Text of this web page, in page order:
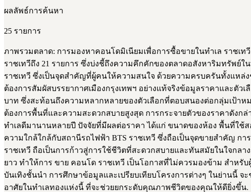
ผลลัพธ์การค้นหา
25 รายการ
ภาพรวมตลาด: การมองหาคอนโดมิเนียมเพื่อการซื้อขายในทำเล ราช
ราชเทวีถึง 21 รายการ ซึ่งบ่งชี้ถึงความคึกคักของตลาดอสังหาริมทรัพย์
ราชเทวี ซึ่งเป็นจุดสำคัญที่ผู้คนให้ความสนใจ ด้วยความครบครันทั้งแหล่
ต้องการสัมผัสบรรยากาศเมืองกรุงเทพฯ อย่างแท้จริงข้อมูลราคาและตัว
บาท ซึ่งสะท้อนถึงความหลากหลายของตัวเลือกที่ตอบสนองต่อกลุ่มเป้า
ต้องการพื้นที่และความสะดวกสบายสูงสุด การกระจายตัวของราคาดัง
ทำเลดีมานานหลายปี ปัจจัยที่มีผลต่อราคา ได้แก่ ขนาดของห้อง พื้นที่ใช้
ความใกล้ใกล้กับสถานีรถไฟฟ้า BTS ราชเทวี ซึ่งถือเป็นจุดขายสำคัญ
ราชเทวี ถือเป็นการก้าวสู่การใช้ชีวิตที่สะดวกสบายและทันสมัยในใจกล
ยาว ทำให้การ ขาย คอนโด ราชเทวี เป็นโอกาสที่ไม่ควรมองข้าม สำห
บันเทิงชั้นนำ การศึกษาข้อมูลและเปรียบเทียบโครงการต่างๆ ในย่านนี้
อาศัยในทำเลทองแห่งนี้ ที่จะช่วยยกระดับคุณภาพชีวิตของคุณให้ดียิ่งขึ้น.